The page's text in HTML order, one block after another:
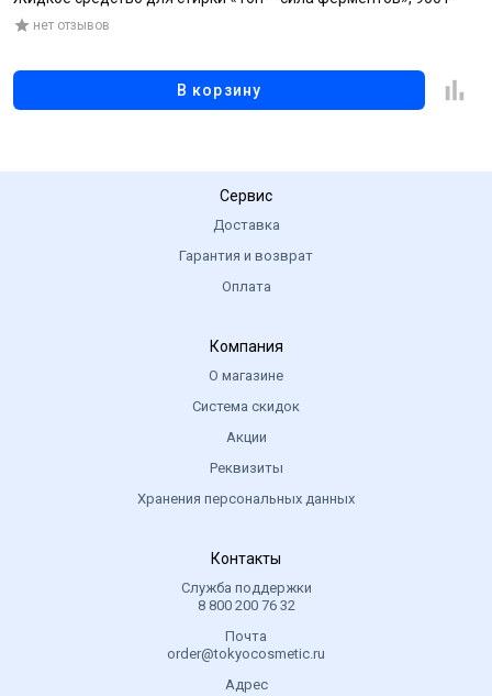
нет отзывов
В корзину
Сервис
Доставка
Гарантия и возврат
Оплата
Компания
О магазине
Система скидок
Акции
Реквизиты
Хранения персональных данных
Контакты
Служба поддержки
8 800 200 76 32
Почта
order@tokyocosmetic.ru
Адрес